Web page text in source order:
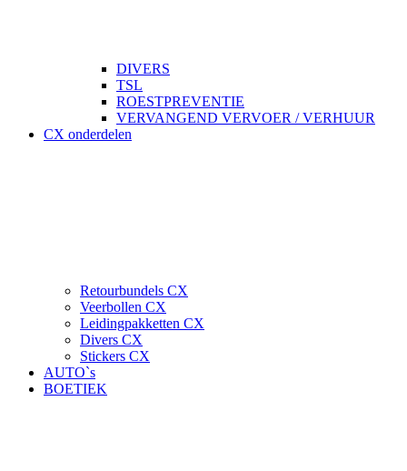
DIVERS
TSL
ROESTPREVENTIE
VERVANGEND VERVOER / VERHUUR
CX onderdelen
Retourbundels CX
Veerbollen CX
Leidingpakketten CX
Divers CX
Stickers CX
AUTO`s
BOETIEK